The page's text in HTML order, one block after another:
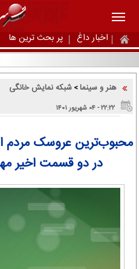
اخبار داغ پر بحث ترین ها
هنر و سینما> شبکه نمایش خانگی
۲۲:۲۲ - ۰۴ شهریور ۱۴۰۱
محبوب‌ترین عروسک مردم
در دو قسمت اخیر